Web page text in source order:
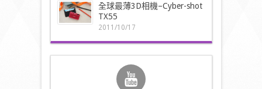
全球最薄3D相機–Cyber-shot
TX55
2011/10/17